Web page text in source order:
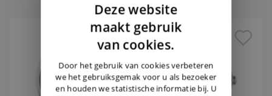
GERMAN
Deze website
maakt gebruik
van cookies.
Door het gebruik van cookies verbeteren
we het gebruiksgemak voor u als bezoeker
en houden we statistische informatie bij. U